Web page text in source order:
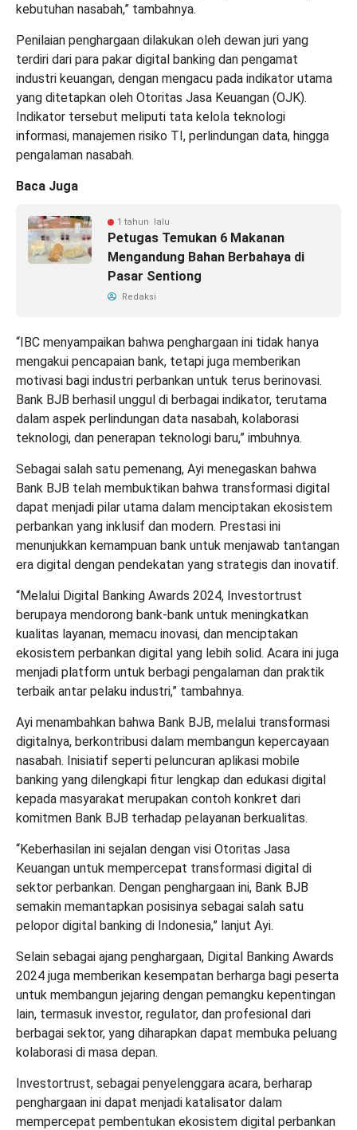
kebutuhan nasabah,” tambahnya.
Penilaian penghargaan dilakukan oleh dewan juri yang
terdiri dari para pakar digital banking dan pengamat
industri keuangan, dengan mengacu pada indikator utama
yang ditetapkan oleh Otoritas Jasa Keuangan (OJK).
Indikator tersebut meliputi tata kelola teknologi
informasi, manajemen risiko TI, perlindungan data, hingga
pengalaman nasabah.
Baca Juga
1 tahun lalu
Petugas Temukan 6 Makanan
Mengandung Bahan Berbahaya di
Pasar Sentiong
Redaksi
“IBC menyampaikan bahwa penghargaan ini tidak hanya
mengakui pencapaian bank, tetapi juga memberikan
motivasi bagi industri perbankan untuk terus berinovasi.
Bank BJB berhasil unggul di berbagai indikator, terutama
dalam aspek perlindungan data nasabah, kolaborasi
teknologi, dan penerapan teknologi baru,” imbuhnya.
Sebagai salah satu pemenang, Ayi menegaskan bahwa
Bank BJB telah membuktikan bahwa transformasi digital
dapat menjadi pilar utama dalam menciptakan ekosistem
perbankan yang inklusif dan modern. Prestasi ini
menunjukkan kemampuan bank untuk menjawab tantangan
era digital dengan pendekatan yang strategis dan inovatif.
“Melalui Digital Banking Awards 2024, Investortrust
berupaya mendorong bank-bank untuk meningkatkan
kualitas layanan, memacu inovasi, dan menciptakan
ekosistem perbankan digital yang lebih solid. Acara ini juga
menjadi platform untuk berbagi pengalaman dan praktik
terbaik antar pelaku industri,” tambahnya.
Ayi menambahkan bahwa Bank BJB, melalui transformasi
digitalnya, berkontribusi dalam membangun kepercayaan
nasabah. Inisiatif seperti peluncuran aplikasi mobile
banking yang dilengkapi fitur lengkap dan edukasi digital
kepada masyarakat merupakan contoh konkret dari
komitmen Bank BJB terhadap pelayanan berkualitas.
“Keberhasilan ini sejalan dengan visi Otoritas Jasa
Keuangan untuk mempercepat transformasi digital di
sektor perbankan. Dengan penghargaan ini, Bank BJB
semakin memantapkan posisinya sebagai salah satu
pelopor digital banking di Indonesia,” lanjut Ayi.
Selain sebagai ajang penghargaan, Digital Banking Awards
2024 juga memberikan kesempatan berharga bagi peserta
untuk membangun jejaring dengan pemangku kepentingan
lain, termasuk investor, regulator, dan profesional dari
berbagai sektor, yang diharapkan dapat membuka peluang
kolaborasi di masa depan.
Investortrust, sebagai penyelenggara acara, berharap
penghargaan ini dapat menjadi katalisator dalam
mempercepat pembentukan ekosistem digital perbankan